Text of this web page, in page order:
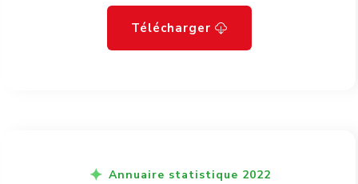
Télécharger
Annuaire statistique 2022